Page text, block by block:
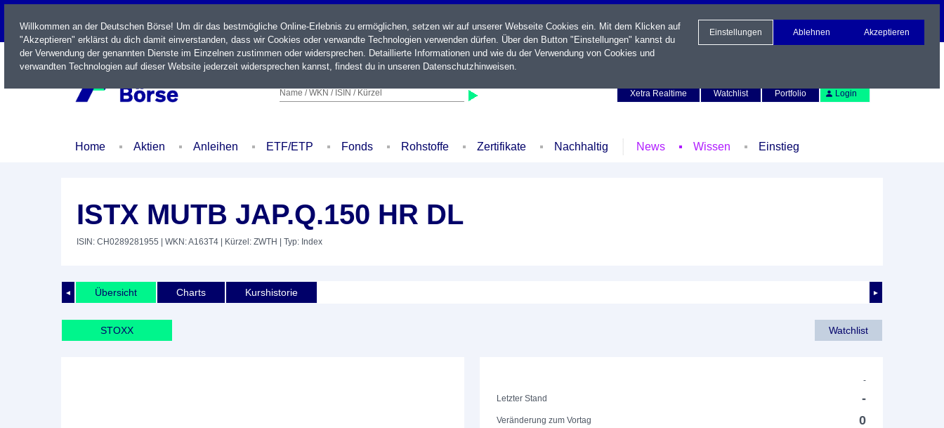
LIVE
Name / WKN / ISIN / Kürzel
Xetra Realtime
Watchlist Portfolio Login
Home Aktien Anleihen ETF/ETP Fonds Rohstoffe Zertifikate Nachhaltig News Wissen Einstieg
ISTX MUTB JAP.Q.150 HR DL
ISIN: CH0289281955 | WKN: A163T4 | Kürzel: ZWTH | Typ: Index
◄ ►
Übersicht Charts Kurshistorie
STOXX Watchlist
-
Letzter Stand
-
Veränderung zum Vortag 0
Willkommen an der Deutschen Börse! Um dir das bestmögliche Online-Erlebnis zu ermöglichen, setzen wir auf unserer Webseite Cookies ein. Mit dem Klicken auf
"Akzeptieren" erklärst du dich damit einverstanden, dass wir Cookies oder verwandte Technologien verwenden dürfen. Über den Button "Einstellungen" kannst du
der Verwendung der genannten Dienste im Einzelnen zustimmen oder widersprechen. Detaillierte Informationen und wie du der Verwendung von Cookies und
verwandten Technologien auf dieser Website jederzeit widersprechen kannst, findest du in unseren Datenschutzhinweisen.
Einstellungen Ablehnen Akzeptieren